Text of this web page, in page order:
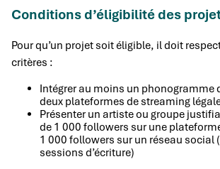
Conditions d’éligibilité des
Pour qu’un projet soit éligible, il doit
critères :
Intégrer au moins un phonogramme
deux plateformes de streaming
Présenter un artiste ou groupe
de 1 000 followers sur une
1 000 followers sur un réseau social
sessions d’écriture)